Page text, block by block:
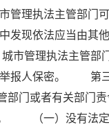
执法主管部门可
现依法应当由其他
理执法主管部门
报人保密。 第三
门或者有关部门
分。 （一）没有